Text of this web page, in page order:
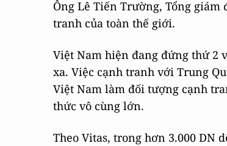
Ông Lê Tiến Trường, Tổng
tranh của toàn thế giới.
Việt Nam hiện đang đứng thứ 2
xa. Việc cạnh tranh với Trung
Việt Nam làm đối tượng cạnh
thức vô cùng lớn.
Theo Vitas, trong hơn 3.000 DN